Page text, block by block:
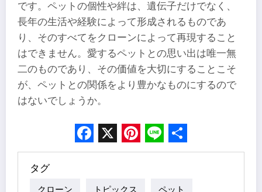
です。ペットの個性や絆は、遺伝子だけでなく、
長年の生活や経験によって形成されるものであ
り、そのすべてをクローンによって再現すること
はできません。愛するペットとの思い出は唯一無
二のものであり、その価値を大切にすることこそ
が、ペットとの関係をより豊かなものにするので
はないでしょうか。
Facebook
X Pinterest
LineShare
タグ
クローン トピックス ペット